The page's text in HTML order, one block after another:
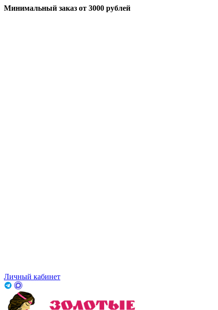
Минимальный заказ от 3000 рублей
Личный кабинет